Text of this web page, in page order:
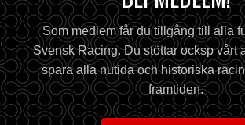
Som medlem får du tillgång till alla
Svensk Racing. Du stöttar ocksp vårt
spara alla nutida och historiska
framtiden.